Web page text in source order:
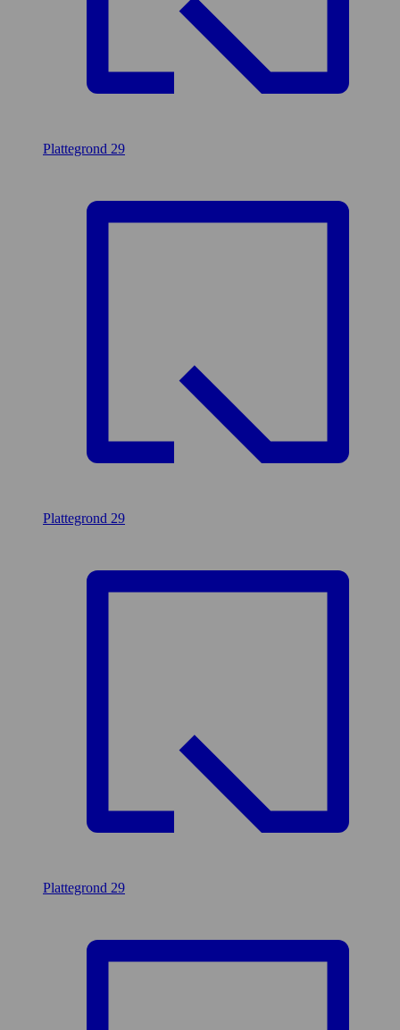
Plattegrond 29
Plattegrond 29
Plattegrond 29